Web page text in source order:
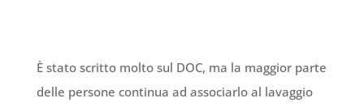
È stato scritto molto sul DOC, ma la maggior parte
delle persone continua ad associarlo al lavaggio